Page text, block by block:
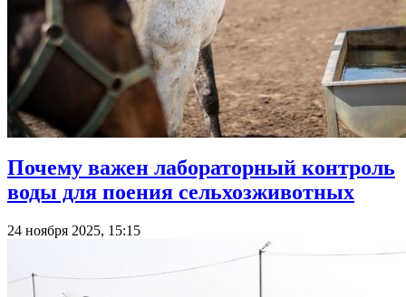
Почему важен лабораторный контроль
воды для поения сельхозживотных
24 ноября 2025, 15:15